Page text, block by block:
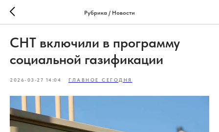
Рубрика / Новости
СНТ включили в программу
социальной газификации
2026-03-27 14:04 ГЛАВНОЕ СЕГОДНЯ